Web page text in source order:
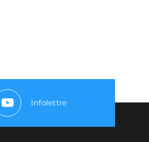
Youtube
Infolettre